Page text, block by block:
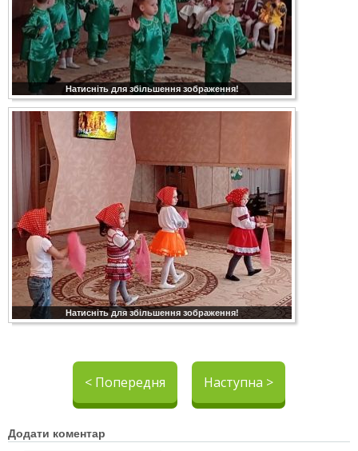
Натисніть для збільшення зображення!
Натисніть для збільшення зображення!
< Попередня Наступна >
Додати коментар